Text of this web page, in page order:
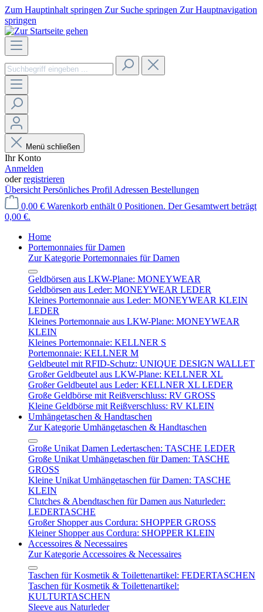
Zum Hauptinhalt springen Zur Suche springen Zur Hauptnavigation
springen
Menü schließen
Ihr Konto
Anmelden
oderregistrieren
Übersicht Persönliches Profil Adressen Bestellungen
0,00 € Warenkorb enthält 0 Positionen. Der Gesamtwert beträgt
0,00 €.
Home
Portemonnaies für Damen
Zur Kategorie Portemonnaies für Damen
Geldbörsen aus LKW-Plane: MONEYWEAR
Geldbörsen aus Leder: MONEYWEAR LEDER
Kleines Portemonnaie aus Leder: MONEYWEAR KLEIN
LEDER
Kleines Portemonnaie aus LKW-Plane: MONEYWEAR
KLEIN
Kleines Portemonnaie: KELLNER S
Portemonnaie: KELLNER M
Geldbeutel mit RFID-Schutz: UNIQUE DESIGN WALLET
Großer Geldbeutel aus LKW-Plane: KELLNER XL
Großer Geldbeutel aus Leder: KELLNER XL LEDER
Große Geldbörse mit Reißverschluss: RV GROSS
Kleine Geldbörse mit Reißverschluss: RV KLEIN
Umhängetaschen & Handtaschen
Zur Kategorie Umhängetaschen & Handtaschen
Große Unikat Damen Ledertaschen: TASCHE LEDER
Große Unikat Umhängetaschen für Damen: TASCHE
GROSS
Kleine Unikat Umhängetaschen für Damen: TASCHE
KLEIN
Clutches & Abendtaschen für Damen aus Naturleder:
LEDERTASCHE
Großer Shopper aus Cordura: SHOPPER GROSS
Kleiner Shopper aus Cordura: SHOPPER KLEIN
Accessoires & Necessaires
Zur Kategorie Accessoires & Necessaires
Taschen für Kosmetik & Toilettenartikel: FEDERTASCHEN
Taschen für Kosmetik & Toilettenartikel:
KULTURTASCHEN
Sleeve aus Naturleder